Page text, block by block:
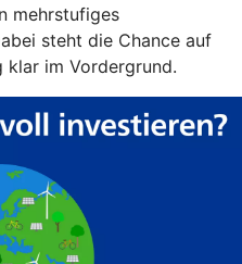
mehrstufiges
steht die Chance auf
im Vordergrund.